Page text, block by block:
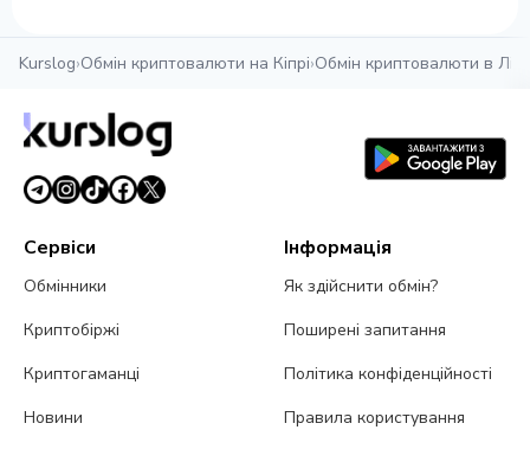
Kurslog›Обмін криптовалюти на Кіпрі›Обмін криптовалюти в
Сервіси
Обмінники
Криптобіржі
Криптогаманці
Новини
Інформація
Як здійснити обмін?
Поширені запитання
Політика конфіденційності
Правила користування